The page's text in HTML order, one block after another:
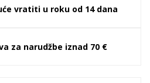
vratiti u roku od 14 dana
za narudžbe iznad 70 €